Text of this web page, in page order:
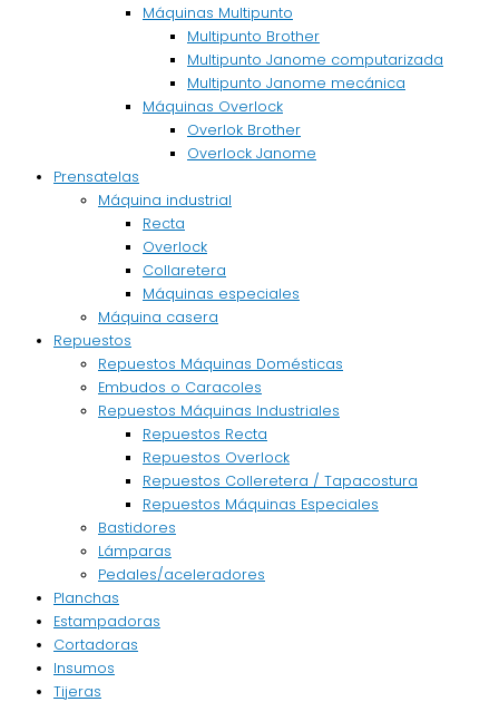
Máquinas Multipunto
Multipunto Brother
Multipunto Janome computarizada
Multipunto Janome mecánica
Máquinas Overlock
Overlok Brother
Overlock Janome
Prensatelas
Máquina industrial
Recta
Overlock
Collaretera
Máquinas especiales
Máquina casera
Repuestos
Repuestos Máquinas Domésticas
Embudos o Caracoles
Repuestos Máquinas Industriales
Repuestos Recta
Repuestos Overlock
Repuestos Colleretera / Tapacostura
Repuestos Máquinas Especiales
Bastidores
Lámparas
Pedales/aceleradores
Planchas
Estampadoras
Cortadoras
Insumos
Tijeras